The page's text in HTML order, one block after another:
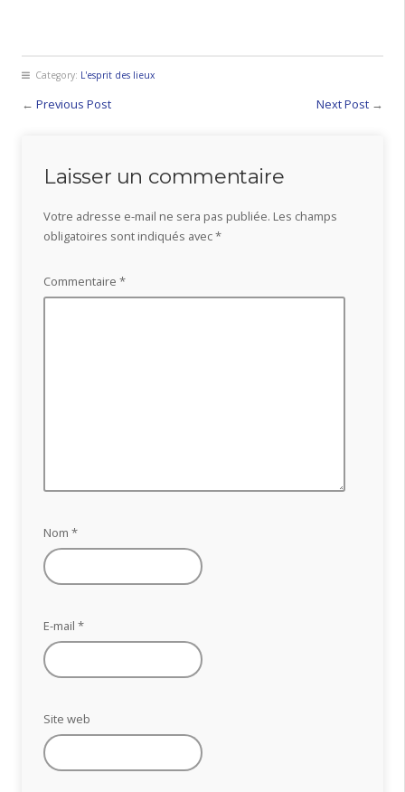
Category: L'esprit des lieux
← Previous Post Next Post →
Laisser un commentaire
Votre adresse e-mail ne sera pas publiée. Les champs
obligatoires sont indiqués avec*
Commentaire *
Nom *
E-mail *
Site web